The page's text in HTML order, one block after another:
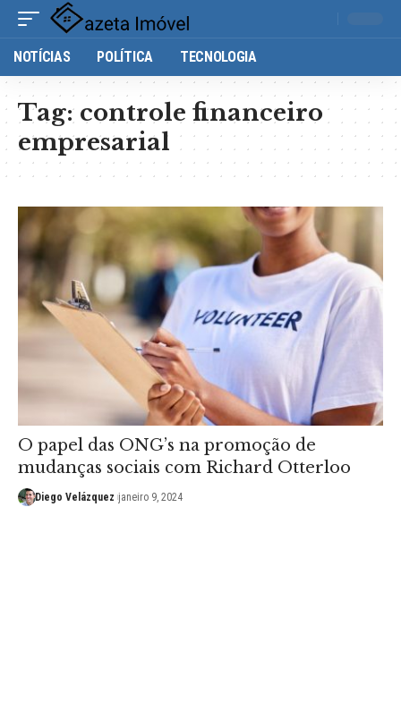
NOTÍCIAS POLÍTICA TECNOLOGIA
Tag: controle financeiro
empresarial
O papel das ONG’s na promoção de
mudanças sociais com Richard Otterloo
Diego Velázquez janeiro 9, 2024